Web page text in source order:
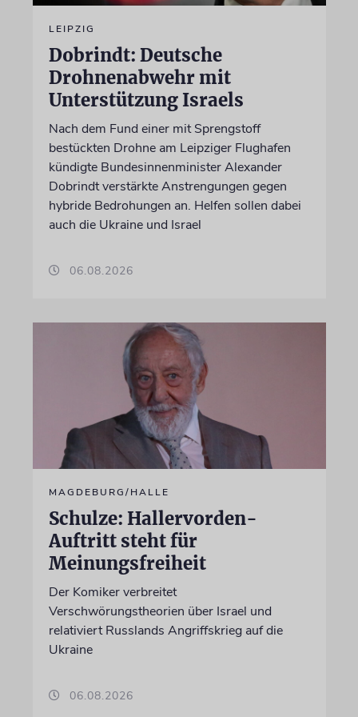
LEIPZIG
Dobrindt: Deutsche
Drohnenabwehr mit
Unterstützung Israels
Nach dem Fund einer mit Sprengstoff
bestückten Drohne am Leipziger Flughafen
kündigte Bundesinnenminister Alexander
Dobrindt verstärkte Anstrengungen gegen
hybride Bedrohungen an. Helfen sollen dabei
auch die Ukraine und Israel
06.08.2026
MAGDEBURG/HALLE
Schulze: Hallervorden-
Auftritt steht für
Meinungsfreiheit
Der Komiker verbreitet
Verschwörungstheorien über Israel und
relativiert Russlands Angriffskrieg auf die
Ukraine
06.08.2026